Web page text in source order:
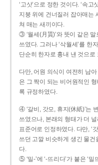
‘고삿’으로 정한 것이다. ‘속
지붕 위에 건너질러 잡아매는
쳐 매는 새끼이다.
③ ‘월세(月貰)’와 뜻이 같은 말
쓰였다. 그러나 ‘삭월세’를 한
단순히 한자로 흉내 낸 것으로
다만, 어원 의식이 여전히 남
은 그 짝이 되는 비어원적인
록 규정하였다.
④ ‘갈비, 갓모, 휴지(休紙)’는
쓰였으나, 본래의 형태가 더
표준어로 인정하였다. 다만, ‘
쓰던 고깔 비슷하게 생긴 물건
다.
⑤ ‘밀-’에 ‘-뜨리다’가 붙은 ‘